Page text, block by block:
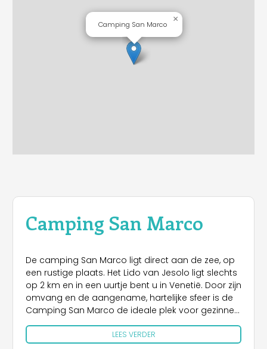
Camping San Marco
De camping San Marco ligt direct aan de zee, op
een rustige plaats. Het Lido van Jesolo ligt slechts
op 2 km en in een uurtje bent u in Venetië. Door zijn
omvang en de aangename, hartelijke sfeer is de
Camping San Marco de ideale plek voor gezinnen
daar men er zich onmiddellijk thuis voelt en de
allerkleinsten er steeds de weg terug vinden! Grote
LEES VERDER
Camping San Marco
×